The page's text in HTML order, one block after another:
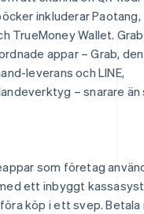
inkluderar Paotang,
TrueMoney Wallet.
appar – Grab, den
leverans och LINE,
– snarare än
som företag
ett inbyggt
köp i ett svep. Betala